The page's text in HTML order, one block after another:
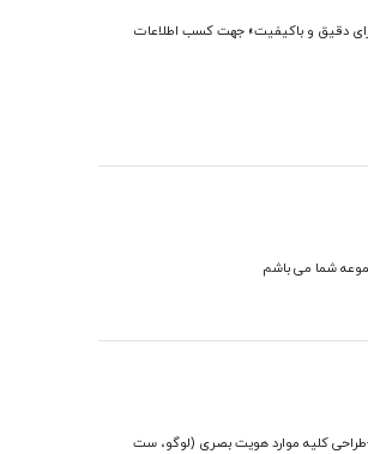
دقیق و باکیفیت» جهت کسب اطلاعات
شما می باشم
-طراحی کلیه موارد هویت بصری (لوگو، ست